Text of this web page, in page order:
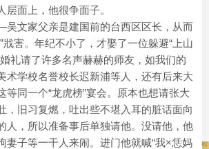
层面上，他很争面子。
文家父亲是建国前的台西区区长，从而
戕害。年纪不小了，才娶了一位躲避“上山
礼请了许多名声赫赫的师友，如我们的
术学校名誉校长迟新浦等人，还有后来大
等同一个“龙虎榜”宴会。原本也想请张大
，旧习复燃，吐出些不堪入耳的脏话面向
人，所以准备事后单独请他。没请他，他
妻子等一干人来闹。进门他就喊“我×恁妈